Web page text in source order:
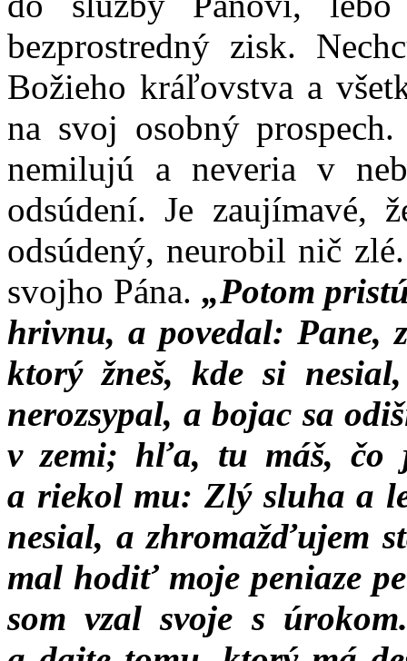
bezprostredný zisk.
Božieho kráľovstva a
na svoj osobný
nemilujú a neveria v
odsúdení. Je
odsúdený, neurobil nič
svojho Pána. „Potom
hrivnu, a povedal: Pane,
ktorý žneš, kde si
nerozsypal, a bojac sa
v zemi; hľa, tu máš, čo
a riekol mu: Zlý sluha a
nesial, a zhromažďujem
mal hodiť moje peniaze
som vzal svoje s